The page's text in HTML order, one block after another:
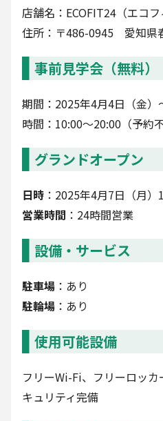
店舗名：ECOFIT24（エコ
住所：〒486-0945 愛知県
事前見学会（無料）
期間：2025年4月4日（金）
時間：10:00〜20:00（予約不
グランドオープン
日時 ：2025年4月7日（月）
営業時間 ：24時間営業
設備・サービス
駐車場 ：あり
駐輪場 ：あり
使用可能設備
フリーWi-Fi、フリーロッ
キュリティ完備